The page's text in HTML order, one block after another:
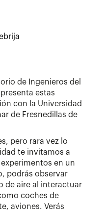
de Ingenieros del
estas
con la Universidad
de Fresnedillas de
pero rara vez lo
te invitamos a
en un
podrás observar
de aire al interactuar
coches de
aviones. Verás